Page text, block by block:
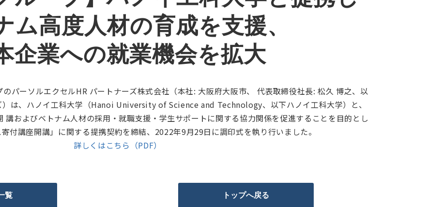
ム高度人材の育成を支援、
企業への就業機会を拡大
パーソルエクセルHR パートナーズ株式会社（本社: 大阪府大阪市、 代表取締役社長: 松久 博之、以
）は、ハノイ工科大学（Hanoi University of Science and Technology、以下ハノイ工科大学）と、
講およびベトナム人材の採用・就職支援・学生サポートに関する協力関係を促進することを目的とし
付講座開講」に関する提携契約を締結、2022年9月29日に調印式を執り行いました。
詳しくはこちら（PDF）
覧 トップへ戻る